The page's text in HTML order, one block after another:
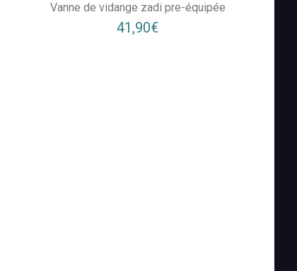
Vanne de vidange zadi pre-équipée
41,90€